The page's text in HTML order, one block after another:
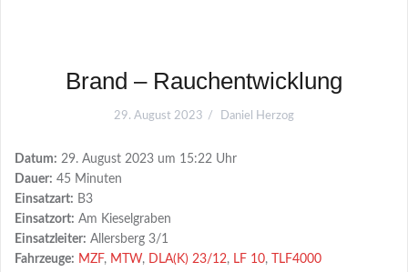
Brand – Rauchentwicklung
29. August 2023 Daniel Herzog
Datum: 29. August 2023 um 15:22 Uhr
Dauer: 45 Minuten
Einsatzart: B3
Einsatzort: Am Kieselgraben
Einsatzleiter: Allersberg 3/1
Fahrzeuge: MZF, MTW, DLA(K) 23/12, LF 10,
TLF4000